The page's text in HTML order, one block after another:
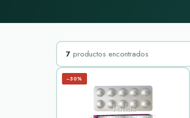
7 productos encontrados
−30%